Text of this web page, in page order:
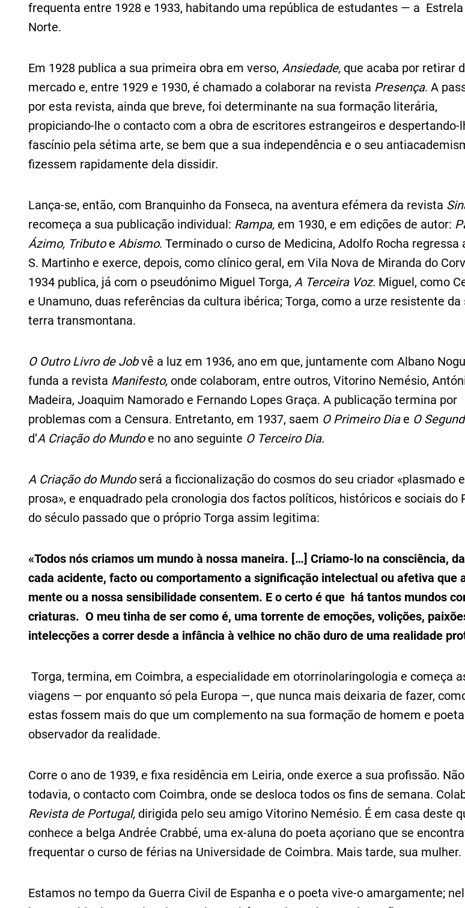
frequenta entre 1928 e 1933, habitando uma república de estudantes — a
Norte.
Em 1928 publica a sua primeira obra em verso, Ansiedade, que acaba por retirar
mercado e, entre 1929 e 1930, é chamado a colaborar na revista Presença. A
por esta revista, ainda que breve, foi determinante na sua formação literária,
propiciando‑lhe o contacto com a obra de escritores estrangeiros e despertando-
fascínio pela sétima arte, se bem que a sua independência e o seu
fizessem rapidamente dela dissidir.
Lança-se, então, com Branquinho da Fonseca, na aventura efémera da revista
recomeça a sua publicação individual: Rampa, em 1930, e em edições de autor:
Ázimo, Tributoe Abismo. Terminado o curso de Medicina, Adolfo Rocha regressa
S. Martinho e exerce, depois, como clínico geral, em Vila Nova de Miranda do
1934 publica, já com o pseudónimo Miguel Torga, A Terceira Voz. Miguel, como
e Unamuno, duas referências da cultura ibérica; Torga, como a urze resistente da
terra transmontana.
O Outro Livro de Jobvê a luz em 1936, ano em que, juntamente com Albano
funda a revista Manifesto, onde colaboram, entre outros, Vitorino Nemésio,
Madeira, Joaquim Namorado e Fernando Lopes Graça. A publicação termina por
problemas com a Censura. Entretanto, em 1937, saem O Primeiro Dia e O
d’A Criação do Mundo e no ano seguinte O Terceiro Dia.
A Criação do Mundo será a ficcionalização do cosmos do seu criador «plasmado
prosa», e enquadrado pela cronologia dos factos políticos, históricos e sociais do
do século passado que o próprio Torga assim legitima:
«Todos nós criamos um mundo à nossa maneira. […] Criamo-lo na consciência,
cada acidente, facto ou comportamento a significação intelectual ou afetiva que
mente ou a nossa sensibilidade consentem. E o certo é que há tantos mundos
criaturas. O meu tinha de ser como é, uma torrente de emoções, volições,
intelecções a correr desde a infância à velhice no chão duro de uma realidade
Torga, termina, em Coimbra, a especialidade em otorrinolaringologia e começa
viagens — por enquanto só pela Europa —, que nunca mais deixaria de fazer,
estas fossem mais do que um complemento na sua formação de homem e poeta
observador da realidade.
Corre o ano de 1939, e fixa residência em Leiria, onde exerce a sua profissão.
todavia, o contacto com Coimbra, onde se desloca todos os fins de semana.
Revista de Portugal, dirigida pelo seu amigo Vitorino Nemésio. É em casa deste
conhece a belga Andrée Crabbé, uma ex-aluna do poeta açoriano que se
frequentar o curso de férias na Universidade de Coimbra. Mais tarde, sua mulher.
Estamos no tempo da Guerra Civil de Espanha e o poeta vive-o amargamente;